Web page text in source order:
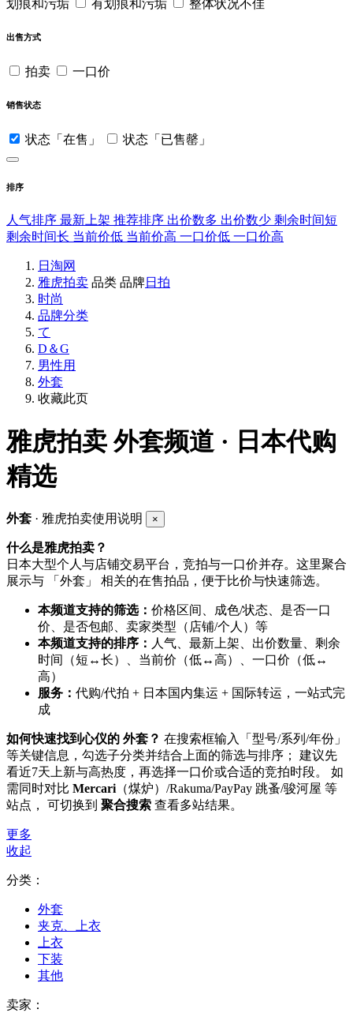
划痕和污垢 有划痕和污垢 整体状况不佳
出售方式
拍卖 一口价
销售状态
状态「在售」 状态「已售罄」
排序
人气排序 最新上架 推荐排序 出价数多 出价数少 剩余时间短
剩余时间长 当前价低 当前价高 一口价低 一口价高
日淘网
雅虎拍卖 品类 品牌日拍
时尚
品牌分类
て
D＆G
男性用
外套
收藏此页
雅虎拍卖外套频道 · 日本代购
精选
外套 · 雅虎拍卖使用说明 ×
什么是雅虎拍卖？
日本大型个人与店铺交易平台，竞拍与一口价并存。这里聚合
展示与 「外套」 相关的在售拍品，便于比价与快速筛选。
本频道支持的筛选： 价格区间、成色/状态、是否一口
价、是否包邮、卖家类型（店铺/个人）等
本频道支持的排序： 人气、最新上架、出价数量、剩余
时间（短↔长）、当前价（低↔高）、一口价（低↔
高）
服务： 代购/代拍 + 日本国内集运 + 国际转运，一站式完
成
如何快速找到心仪的 外套？ 在搜索框输入「型号/系列/年份」
等关键信息，勾选子分类并结合上面的筛选与排序； 建议先
看近7天上新与高热度，再选择一口价或合适的竞拍时段。 如
需同时对比 Mercari （煤炉）/Rakuma/PayPay 跳蚤/骏河屋 等
站点， 可切换到 聚合搜索 查看多站结果。
更多
收起
分类：
外套
夹克、上衣
上衣
下装
其他
卖家：